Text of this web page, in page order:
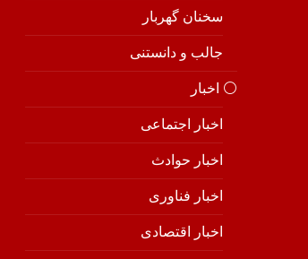
سخنان گهربار
جالب و دانستنی
⚪️ اخبار
اخبار اجتماعی
اخبار حوادث
اخبار فناوری
اخبار اقتصادی